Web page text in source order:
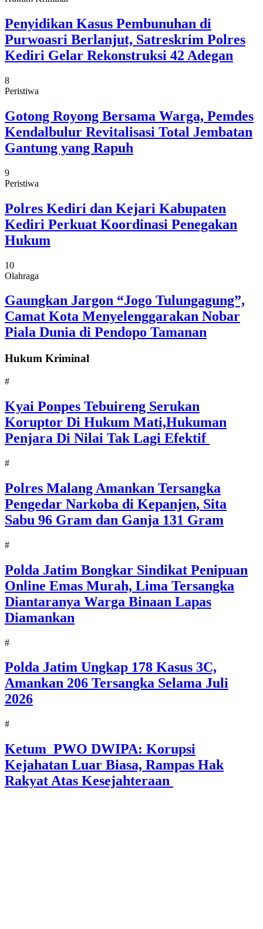
Penyidikan Kasus Pembunuhan di
Purwoasri Berlanjut, Satreskrim Polres
Kediri Gelar Rekonstruksi 42 Adegan
8
Peristiwa
Gotong Royong Bersama Warga, Pemdes
Kendalbulur Revitalisasi Total Jembatan
Gantung yang Rapuh
9
Peristiwa
Polres Kediri dan Kejari Kabupaten
Kediri Perkuat Koordinasi Penegakan
Hukum
10
Olahraga
Gaungkan Jargon “Jogo Tulungagung”,
Camat Kota Menyelenggarakan Nobar
Piala Dunia di Pendopo Tamanan
Hukum Kriminal
#
Kyai Ponpes Tebuireng Serukan
Koruptor Di Hukum Mati,Hukuman
Penjara Di Nilai Tak Lagi Efektif
#
Polres Malang Amankan Tersangka
Pengedar Narkoba di Kepanjen, Sita
Sabu 96 Gram dan Ganja 131 Gram
#
Polda Jatim Bongkar Sindikat Penipuan
Online Emas Murah, Lima Tersangka
Diantaranya Warga Binaan Lapas
Diamankan
#
Polda Jatim Ungkap 178 Kasus 3C,
Amankan 206 Tersangka Selama Juli
2026
#
Ketum PWO DWIPA: Korupsi
Kejahatan Luar Biasa, Rampas Hak
Rakyat Atas Kesejahteraan